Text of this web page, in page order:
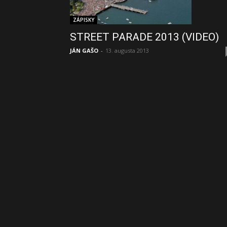
ZÁPISKY
STREET PARADE 2013 (VIDEO)
JÁN GAŠO - 13. augusta 2013